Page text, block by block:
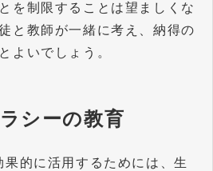
を制限することは望ましくな
と教師が一緒に考え、納得の
よいでしょう。
シーの教育
的に活用するためには、生